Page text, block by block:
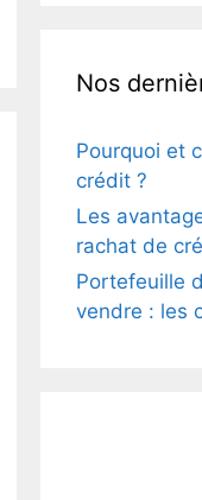
Nos
Pourquoi et
crédit ?
Les
rachat de
Portefeuille
vendre : les